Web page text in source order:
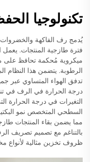
تكنولوجيا
يُدمج رف الفاكهة
فترة طازجية المنتجات. يعمل
ميكروية مُحكمة تحافظ على
الرطوبة. يتضمن هذا النظام
تدفق الهواء المتساوي عبر
درجة الحرارة في الرف في
التغيرات في درجة الحرارة
السطحي المتخصص نمو
مما يضمن بقاء المنتجات
بالتناغم مع تصميم تصريف
ظروف تخزين مثالية لأنواع